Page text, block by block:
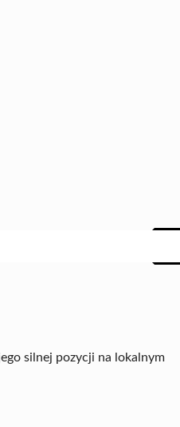
silnej pozycji na lokalnym